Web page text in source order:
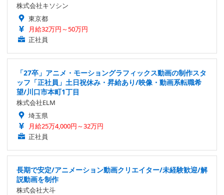
株式会社キソシン
東京都
月給32万円～50万円
正社員
「27卒」アニメ・モーショングラフィックス動画の制作スタ
ッフ「正社員」土日祝休み・昇給あり/映像・動画系転職希
望/川口市本町1丁目
株式会社ELM
埼玉県
月給25万4,000円～32万円
正社員
長期で安定/アニメーション動画クリエイター/未経験歓迎/解
説動画を制作
株式会社大斗